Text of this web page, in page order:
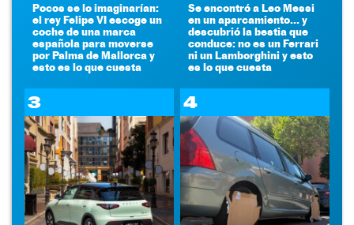
Pocos se lo imaginarían:
el rey Felipe VI escoge un
coche de una marca
española para moverse
por Palma de Mallorca y
esto es lo que cuesta
Se encontró a Leo Messi
en un aparcamiento... y
descubrió la bestia que
conduce: no es un Ferrari
ni un Lamborghini y esto
es lo que cuesta
3 4